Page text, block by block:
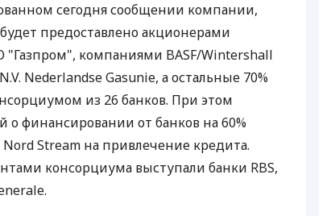
сегодня сообщении компании,
предоставлено акционерами
"Газпром", компаниями BASF/Wintershall
Nederlandse Gasunie, а остальные 70%
из 26 банков. При этом
о финансировании от банков на 60%
Stream на привлечение кредита.
консорциума выступали банки RBS,